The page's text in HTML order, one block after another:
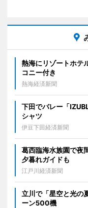
熱海にリゾートホ
コニー付き
熱海経済新聞
下田でバレー「
シャツ
伊豆下田経済新聞
葛西臨海水族園で
夕暮れガイドも
江戸川経済新聞
立川で「星空と光の
ーン500機